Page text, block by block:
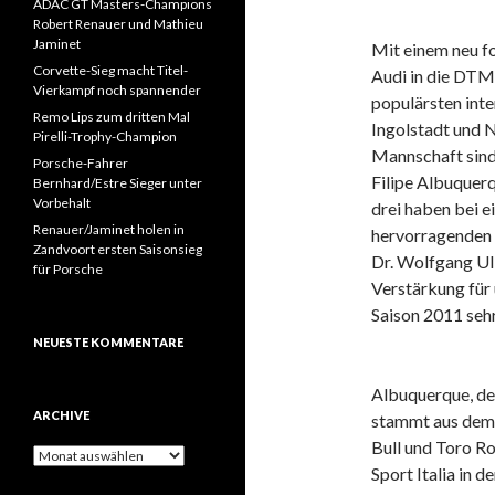
Mit einem neu
Audi in die
populärsten
Ingolstadt und
Mannschaft
Filipe
drei haben bei
Dr. Wolfgang
Verstärkung für
Saison 2011
Albuquerque,
stammt aus
Bull und Toro
Sport Italia in
ADAC GT Masters-Champions
Robert Renauer und Mathieu
Jaminet
Corvette-Sieg macht Titel-
Vierkampf noch spannender
Remo Lips zum dritten Mal
Pirelli-Trophy-Champion
Porsche-Fahrer
Bernhard/Estre Sieger unter
Vorbehalt
Renauer/Jaminet holen in
Zandvoort ersten Saisonsieg
für Porsche
NEUESTE KOMMENTARE
ARCHIVE
A